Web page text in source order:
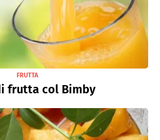
FRUTTA
frutta col Bimby